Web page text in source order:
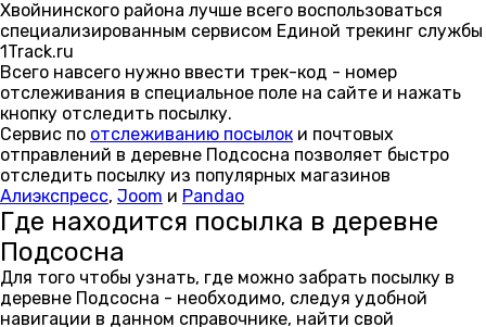
Хвойнинского района лучше всего воспользоваться
специализированным сервисом Единой трекинг службы
1Track.ru
Всего навсего нужно ввести трек-код - номер
отслеживания в специальное поле на сайте и нажать
кнопку отследить посылку.
Сервис по отслеживанию посылок и почтовых
отправлений в деревне Подсосна позволяет быстро
отследить посылку из популярных магазинов
Алиэкспресс, Joom и Pandao
Где находится посылка в деревне
Подсосна
Для того чтобы узнать, где можно забрать посылку в
деревне Подсосна - необходимо, следуя удобной
навигации в данном справочнике, найти свой